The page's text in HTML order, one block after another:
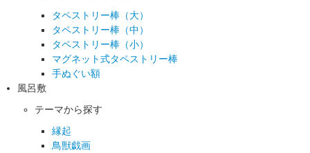
タペストリー棒（大）
タペストリー棒（中）
タペストリー棒（小）
マグネット式タペストリー棒
手ぬぐい額
風呂敷
テーマから探す
縁起
鳥獣戯画